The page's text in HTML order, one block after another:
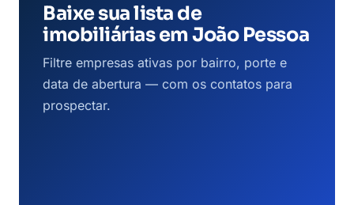
Baixe sua lista de
imobiliárias em João Pessoa
Filtre empresas ativas por bairro, porte e
data de abertura — com os contatos para
prospectar.